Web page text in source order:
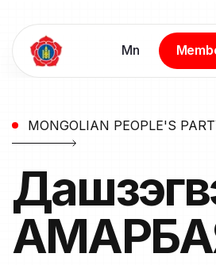
Мn
MONGOLIAN PEOPLE'S